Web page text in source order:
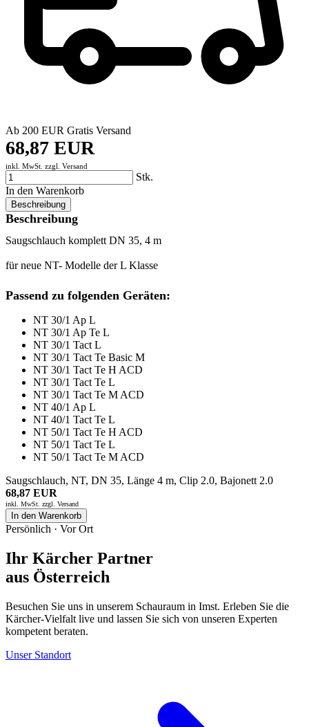
Ab 200 EUR Gratis Versand
68,87 EUR
inkl. MwSt. zzgl. Versand
Stk.
In den Warenkorb
Beschreibung
Beschreibung
Saugschlauch komplett DN 35, 4 m
für neue NT- Modelle der L Klasse
Passend zu folgenden Geräten:
NT 30/1 Ap L
NT 30/1 Ap Te L
NT 30/1 Tact L
NT 30/1 Tact Te Basic M
NT 30/1 Tact Te H ACD
NT 30/1 Tact Te L
NT 30/1 Tact Te M ACD
NT 40/1 Ap L
NT 40/1 Tact Te L
NT 50/1 Tact Te H ACD
NT 50/1 Tact Te L
NT 50/1 Tact Te M ACD
Saugschlauch, NT, DN 35, Länge 4 m, Clip 2.0, Bajonett 2.0
68,87 EUR
inkl. MwSt. zzgl. Versand
In den Warenkorb
Persönlich · Vor Ort
Ihr Kärcher Partner
aus Österreich
Besuchen Sie uns in unserem Schauraum in Imst. Erleben Sie die
Kärcher-Vielfalt live und lassen Sie sich von unseren Experten
kompetent beraten.
Unser Standort